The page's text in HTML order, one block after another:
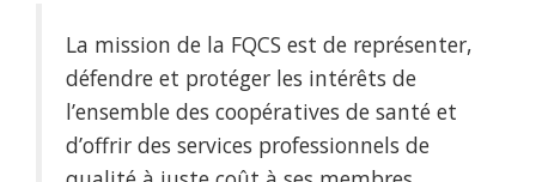
La mission de la FQCS est de représenter,
défendre et protéger les intérêts de
l’ensemble des coopératives de santé et
d’offrir des services professionnels de